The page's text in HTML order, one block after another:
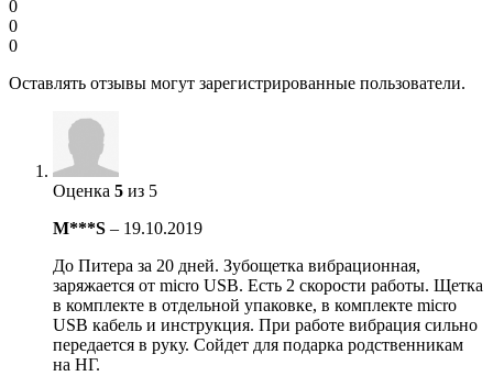
0
0
0
Оставлять отзывы могут зарегистрированные пользователи.
Оценка 5 из 5
M***S – 19.10.2019
До Питера за 20 дней. Зубощетка вибрационная,
заряжается от micro USB. Есть 2 скорости работы. Щетка
в комплекте в отдельной упаковке, в комплекте micro
USB кабель и инструкция. При работе вибрация сильно
передается в руку. Сойдет для подарка родственникам
на НГ.